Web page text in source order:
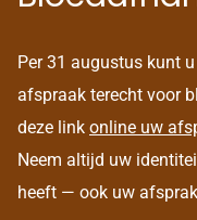
Per 31 augustus kunt
afspraak terecht voor
deze link online uw
Neem altijd uw
heeft — ook uw